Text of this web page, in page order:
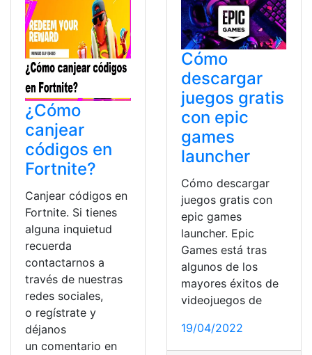
¿Cómo
canjear
códigos en
Fortnite?
Canjear códigos en
Fortnite. Si tienes
alguna inquietud
recuerda
contactarnos a
través de nuestras
redes sociales,
o regístrate y
déjanos
un comentario en
Cómo
descargar
juegos gratis
con epic
games
launcher
Cómo descargar
juegos gratis con
epic games
launcher. Epic
Games está tras
algunos de los
mayores éxitos de
videojuegos de
19/04/2022